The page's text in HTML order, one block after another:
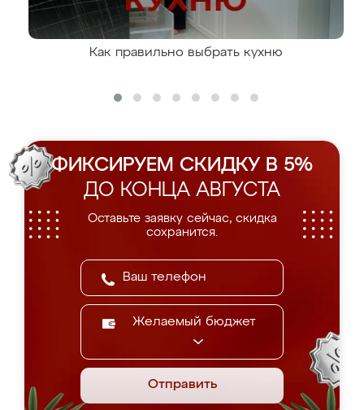
Как правильно выбрать кухню
ФИКСИРУЕМ СКИДКУ В 5%
ДО КОНЦА АВГУСТА
Оставьте заявку сейчас, скидка
сохранится.
Желаемый бюджет
Отправить